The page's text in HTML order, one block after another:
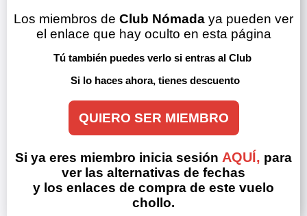
Los miembros de Club Nómada ya pueden ver
el enlace que hay oculto en esta página
Tú también puedes verlo si entras al Club
Si lo haces ahora, tienes descuento
QUIERO SER MIEMBRO
Si ya eres miembro inicia sesión AQUÍ, para
ver las alternativas de fechas
y los enlaces de compra de este vuelo
chollo.